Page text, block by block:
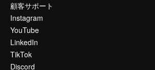
顧客サポート
Instagram
YouTube
LinkedIn
TikTok
Discord